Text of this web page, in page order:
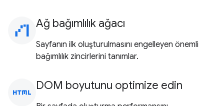
waterfall_chart Ağ bağımlılık ağacı
Sayfanın ilk oluşturulmasını engelleyen önemli
bağımlılık zincirlerini tanımlar.
html DOM boyutunu optimize edin